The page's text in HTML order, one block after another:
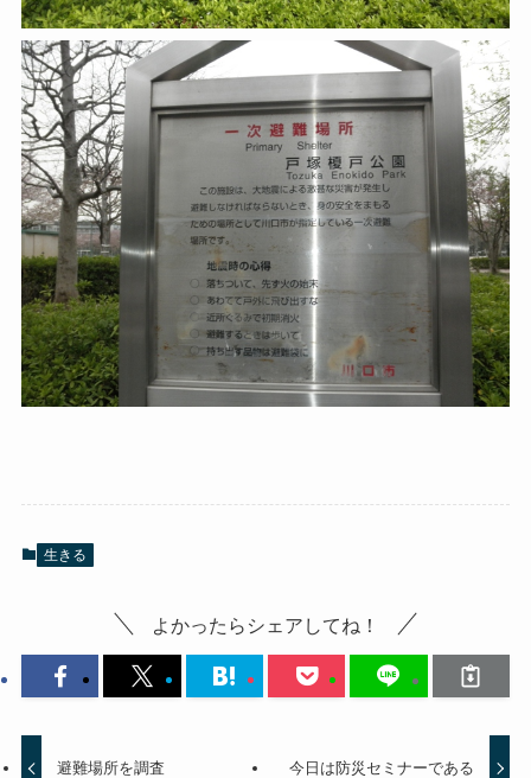
生きる
よかったらシェアしてね！
避難場所を調査 今日は防災セミナーである